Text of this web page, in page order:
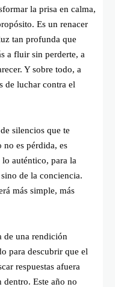
la prisa en calma,
Es un renacer
tan profunda que
a fluir sin perderte, a
Y sobre todo, a
de luchar contra el
silencios que te
no es pérdida, es
auténtico, para la
de la conciencia.
más simple, más
de una rendición
para descubrir que el
respuestas afuera
dentro. Este año no